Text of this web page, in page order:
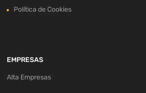
Política de Cookies
EMPRESAS
Alta Empresas